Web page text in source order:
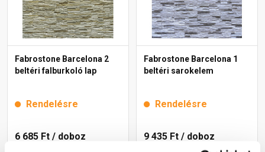
Fabrostone Barcelona 2
beltéri falburkoló lap
Rendelésre
6 685 Ft / doboz
Fabrostone Barcelona 1
beltéri sarokelem
Rendelésre
9 435 Ft / doboz